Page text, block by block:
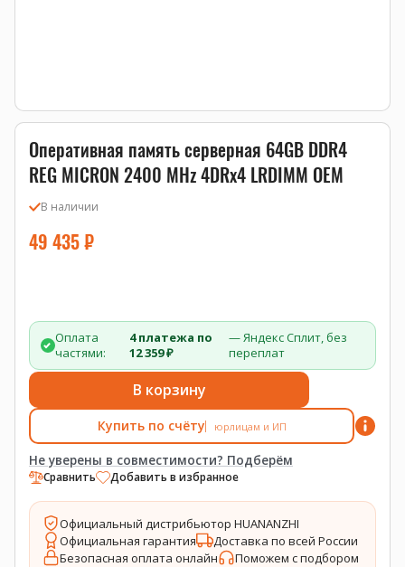
Оперативная память серверная 64GB DDR4
REG MICRON 2400 MHz 4DRx4 LRDIMM OEM
В наличии
49 435₽
Оплата
частями:
4 платежа по
12 359 ₽
— Яндекс Сплит, без
переплат
В корзину
Купить по счёту юрлицам и ИП
Не уверены в совместимости? Подберём
Сравнить Добавить в избранное
Официальный дистрибьютор HUANANZHI
Официальная гарантия
Доставка по всей России
Безопасная оплата онлайн
Поможем с подбором